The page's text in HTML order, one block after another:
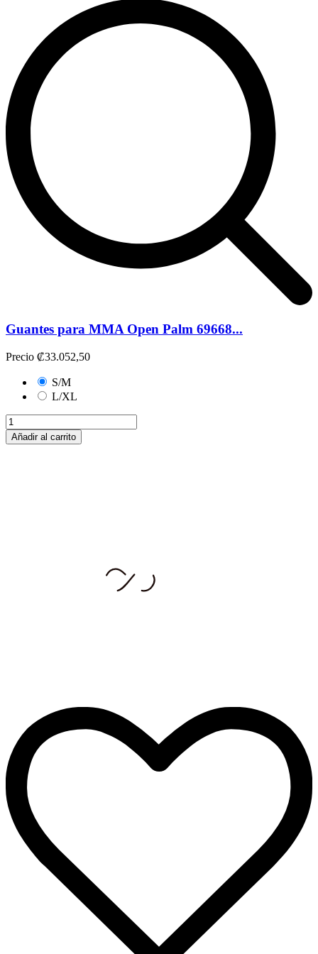
Guantes para MMA Open Palm 69668...
Precio ₡33.052,50
S/M
L/XL
Añadir al carrito